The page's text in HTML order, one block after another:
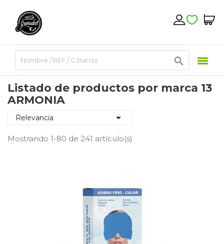

Listado de productos por marca 13
ARMONIA
Relevancia 
Mostrando 1-80 de 241 artículo(s)